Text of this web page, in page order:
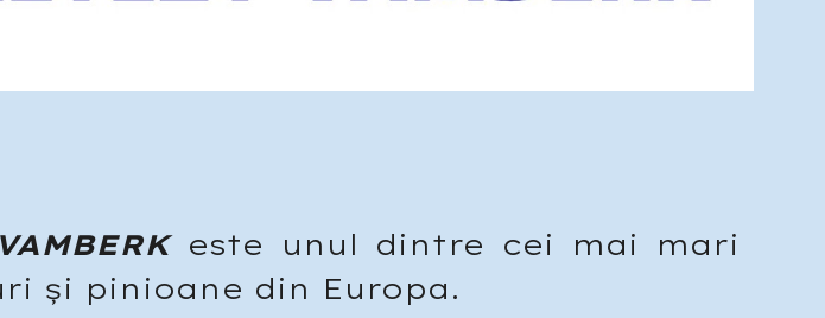
este unul dintre cei mai mari
și pinioane din Europa.